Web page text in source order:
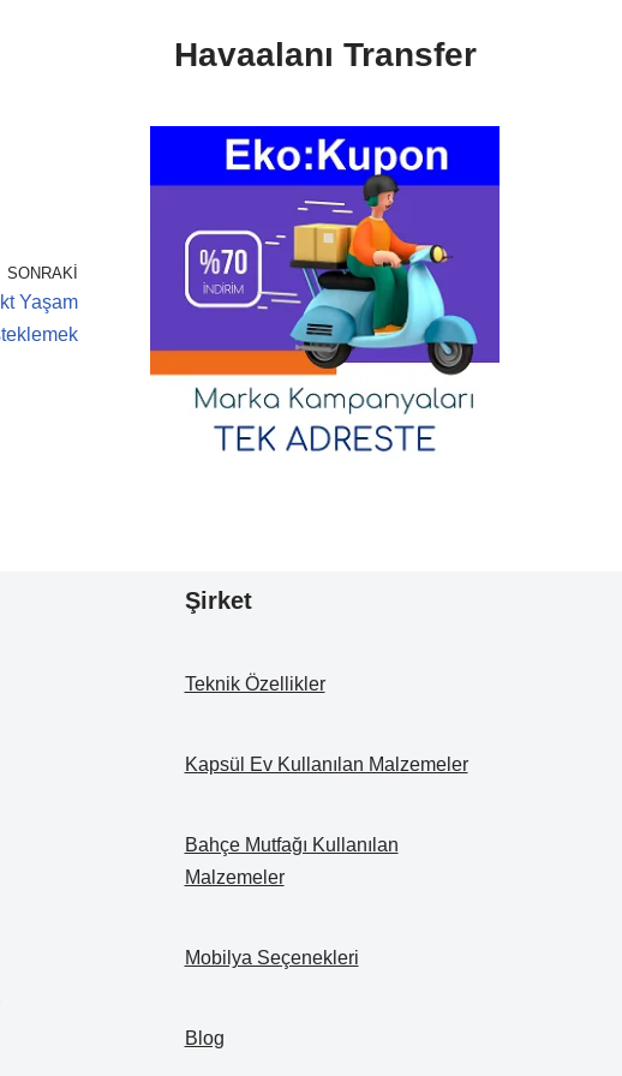
SONRAKI
Yaşam
Havaalanı Transfer
Şirket
Teknik Özellikler
Kapsül Ev Kullanılan Malzemeler
Bahçe Mutfağı Kullanılan
Malzemeler
Mobilya Seçenekleri
Blog